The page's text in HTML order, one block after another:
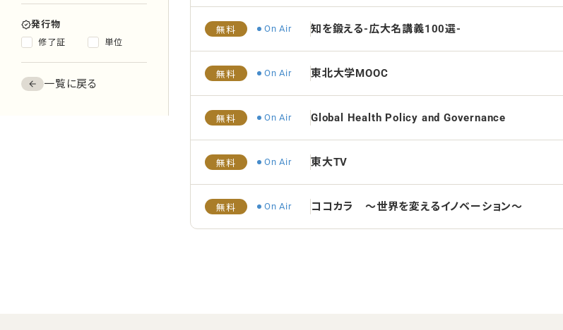
発行物
修了証 単位
一覧に戻る
無料 On Air 知を鍛える-広大名講義100選-
無料 On Air 東北大学MOOC
無料 On Air Global Health Policy and Governance
無料 On Air 東大TV
無料 On Air ココカラ ～世界を変えるイノベーション～